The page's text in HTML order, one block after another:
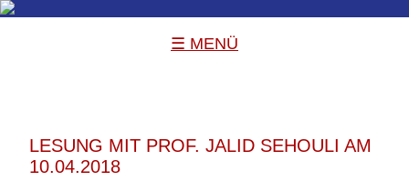
☰ MENÜ
LESUNG MIT PROF. JALID SEHOULI AM
10.04.2018